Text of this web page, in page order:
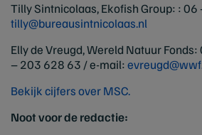
Tilly Sintnicolaas, Ekofish Group: :
tilly@bureausintnicolaas.nl
Elly de Vreugd, Wereld Natuur
– 203 628 63 / e-mail:
Bekijk cijfers over MSC.
Noot voor de redactie: